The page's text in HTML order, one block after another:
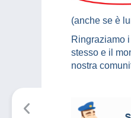
(anche se è
Ringraziamo
stesso e il
nostra